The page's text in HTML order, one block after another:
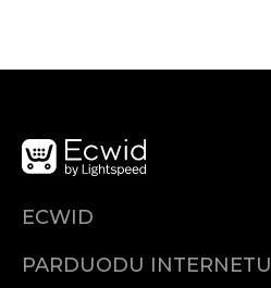
ECWID
Kainodara
PARDUODU INTERNETU